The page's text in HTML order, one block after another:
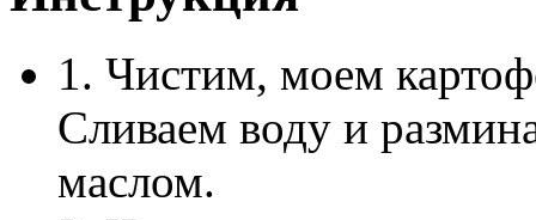
1. Чистим, моем
Сливаем воду и
маслом.